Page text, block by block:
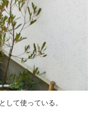
して使っている。